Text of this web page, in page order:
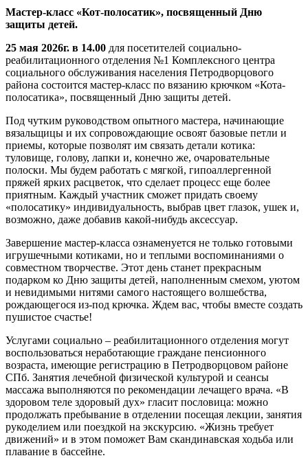
Мастер-класс «Кот-полосатик», посвященный Дню
защиты детей.
25 мая 2026г. в 14.00 для посетителей социально-
реабилитационного отделения №1 Комплексного центра
социального обслуживания населения Петродворцового
района состоится мастер-класс по вязанию крючком «Кота-
полосатика», посвященный Дню защиты детей.
Под чутким руководством опытного мастера, начинающие
вязальщицы и их сопровождающие освоят базовые петли и
приемы, которые позволят им связать детали котика:
туловище, голову, лапки и, конечно же, очаровательные
полоски. Мы будем работать с мягкой, гипоаллергенной
пряжей ярких расцветок, что сделает процесс еще более
приятным. Каждый участник сможет придать своему
«полосатику» индивидуальность, выбрав цвет глазок, ушек и,
возможно, даже добавив какой-нибудь аксессуар.
Завершение мастер-класса ознаменуется не только готовыми
игрушечными котиками, но и теплыми воспоминаниями о
совместном творчестве. Этот день станет прекрасным
подарком ко Дню защиты детей, наполненным смехом, уютом
и невидимыми нитями самого настоящего волшебства,
рождающегося из-под крючка. Ждем вас, чтобы вместе создать
пушистое счастье!
Услугами социально – реабилитационного отделения могут
воспользоваться неработающие граждане пенсионного
возраста, имеющие регистрацию в Петродворцовом районе
СПб. Занятия лечебной физической культурой и сеансы
массажа выполняются по рекомендации лечащего врача. «В
здоровом теле здоровый дух» гласит пословица: можно
продолжать пребывание в отделении посещая лекции, занятия
рукоделием или поездкой на экскурсию. «Жизнь требует
движений» и в этом поможет Вам скандинавская ходьба или
плавание в бассейне.